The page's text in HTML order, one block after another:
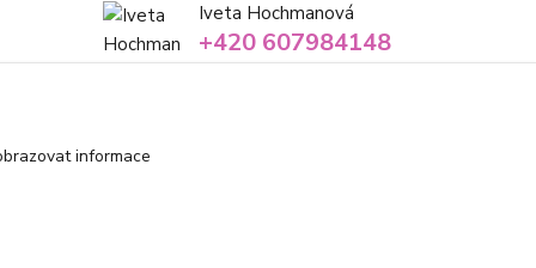
Iveta Hochmanová
+420 607984148
informace